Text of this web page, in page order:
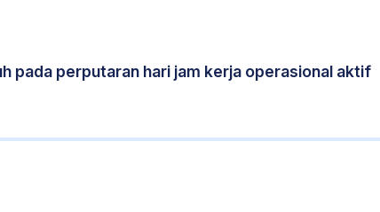
pada perputaran hari jam kerja operasional aktif